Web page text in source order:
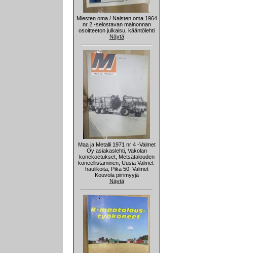
Miesten oma / Naisten oma 1964
nr 2 -selostavan mainonnan
osoitteeton julkaisu, kääntölehti
Näytä
Maa ja Metalli 1971 nr 4 -Valmet
Oy asiakaslehti, Vakolan
konekoetukset, Metsätalouden
koneellistaminen, Uusia Valmet-
haulikoita, Pika 50, Valmet
Kouvola piirimyyjä
Näytä